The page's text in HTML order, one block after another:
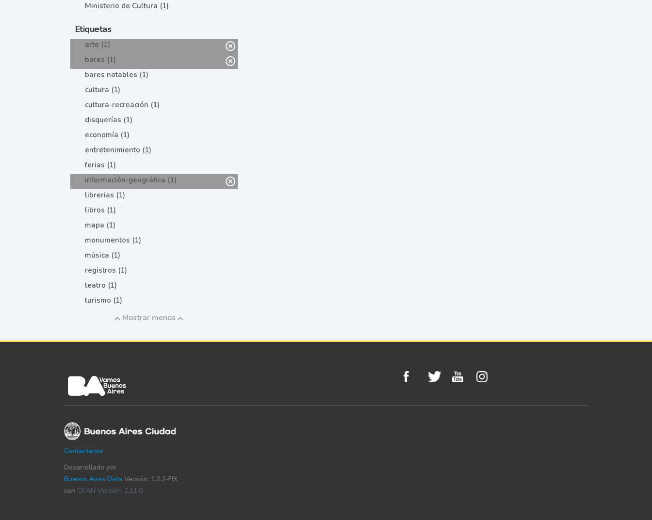
Ministerio de Cultura (1)
Etiquetas
arte (1)
bares (1)
bares notables (1)
cultura (1)
cultura-recreación (1)
disquerías (1)
economía (1)
entretenimiento (1)
ferias (1)
información-geográfica (1)
librerias (1)
libros (1)
mapa (1)
monumentos (1)
música (1)
registros (1)
teatro (1)
turismo (1)
Mostrar menos
Contactanos
Desarrollado por
Buenos Aires Data Versión: 1.2.2-FIX
con CKAN Versión: 2.11.0